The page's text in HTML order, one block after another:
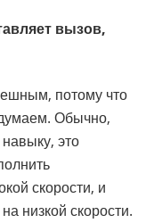
вызов,
потому что
Обычно,
это
скорости, и
низкой скорости.